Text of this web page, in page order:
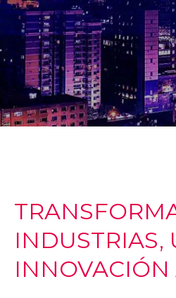
INDUSTRIAS,
INNOVACIÓN